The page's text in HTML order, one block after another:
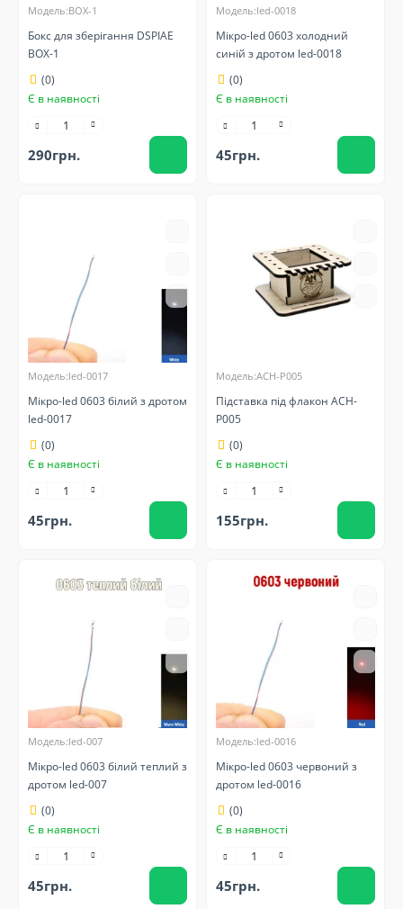
Модель:BOX-1
Бокс для зберігання DSPIAE
BOX-1
(0)
Є в наявності
290грн.
Модель:led-0018
Мікро-led 0603 холодний
синій з дротом led-0018
(0)
Є в наявності
45грн.
Модель:led-0017
Мікро-led 0603 білий з дротом
led-0017
(0)
Є в наявності
45грн.
Модель:ACH-P005
Підставка під флакон ACH-
P005
(0)
Є в наявності
155грн.
Модель:led-007
Мікро-led 0603 білий теплий з
дротом led-007
(0)
Є в наявності
45грн.
Модель:led-0016
Мікро-led 0603 червоний з
дротом led-0016
(0)
Є в наявності
45грн.